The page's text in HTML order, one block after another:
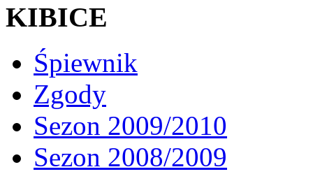
KIBICE
Śpiewnik
Zgody
Sezon 2009/2010
Sezon 2008/2009